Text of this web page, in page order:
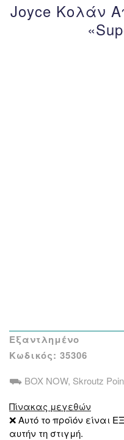
Joyce Κολάν
Εξαντλημένο
Κωδικός: 35306
⛟ BOX NOW, Skroutz
Πίνακας μεγεθών
❌ Αυτό το προϊόν
αυτήν τη στιγμή.